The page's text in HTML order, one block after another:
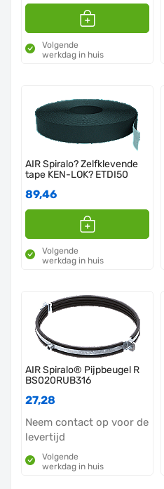
Volgende
werkdag in huis
AIR Spiralo? Zelfklevende
tape KEN-LOK? ETDI50
89,46
Volgende
werkdag in huis
AIR Spiralo® Pijpbeugel R
BS020RUB316
27,28
Neem contact op voor de
levertijd
Volgende
werkdag in huis